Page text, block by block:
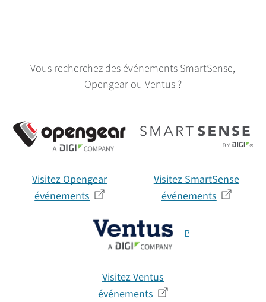
Vous recherchez des événements SmartSense,
Opengear ou Ventus ?
Visitez Opengear
événements
Visitez SmartSense
événements
Visitez Ventus
événements